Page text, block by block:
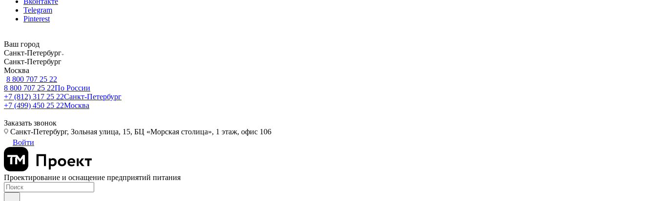
Telegram
Pinterest
Ваш город
Санкт-Петербург
Санкт-Петербург
Москва
8 800 707 25 22
8 800 707 25 22По России
+7 (812) 317 25 22Санкт-Петербург
+7 (499) 450 25 22Москва
Заказать звонок
Санкт-Петербург, Зольная улица, 15, БЦ «Морская столица», 1 этаж, офис 106
Войти
Проектирование и оснащение предприятий питания